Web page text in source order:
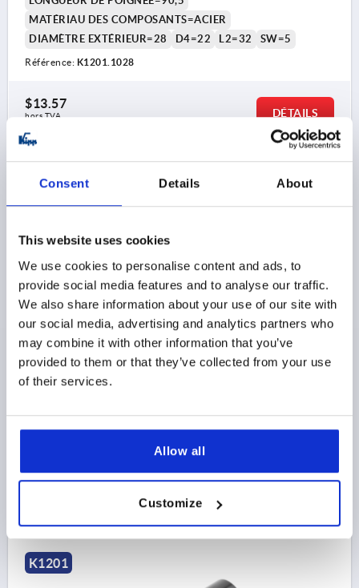
Consent Details About
This website uses cookies
We use cookies to personalise content and ads, to
provide social media features and to analyse our traffic.
We also share information about your use of our site with
our social media, advertising and analytics partners who
may combine it with other information that you’ve
provided to them or that they’ve collected from your use
of their services.
Allow all
Customize
MATÉRIAU DES COMPOSANTS=ACIER
DIAMÈTRE EXTÉRIEUR=28
D4=22 L2=32 SW=5
Référence: K1201.1028
$13.57
hors TVA
DÉTAILS
POIGNÉE CONIQUE TOURNANTE T. 1 D=M06X11,
D1=18, THERMODURCISSABLE BRILLANT NOIR,
COMP:ACIER INOX. NATUREL
FILETAGE=M6
LONGUEUR DE FILETAGE=11
LONGUEUR DE POIGNÉE=40,5
DIAMÈTRE EXTÉRIEUR=18
D4=15 L2=16 SW=3
K1201